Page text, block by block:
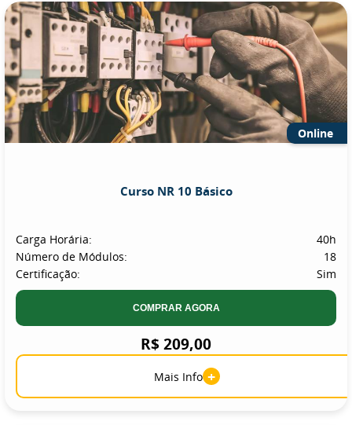
Online
Curso NR 10 Básico
Carga Horária:
40h
Número de Módulos:
18
Certificação:
Sim
COMPRAR AGORA
R$ 209,00
Mais Info +